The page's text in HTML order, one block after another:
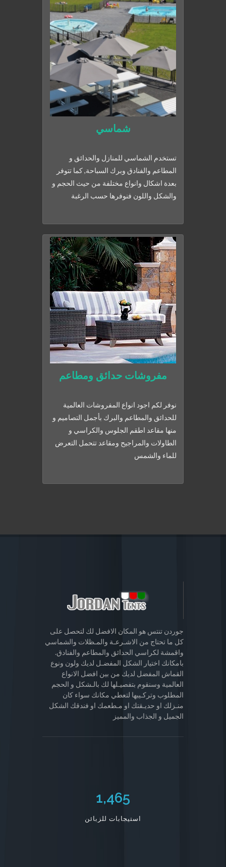
شماسي
تستخدم الشماسي للمنازل والحدائق و
المطاعم والفنادق وبرك السباحة, كما تتوفر
بعدة اشكال وانواع مختلفة من حيث الحجم و
والشكل واللون فنوفرها حسب الرغبة
مفروشات حدائق ومطاعم
نوفر لكم اجود انواع المفروشات العالمية
للحدائق والمطاعم والبرك بأجمل التصاميم و
منها مقاعد اطقم الجلوس والكراسي و
الطاولات والمراجيح ومقاعد تتحمل التعرض
للماء والشمس
جوردن تنتس هو المكان الافضل لك لتحصل على
كل ما تحتاج من الاشـرعـة والمـظلات والشماسي
واقمشة لكراسي الحدائق والمطاعم والفنادق.
بامكانك اختيار الشكل المفضـل لديك ولون ونوع
القماش المفضل لديك من بين افضل الانواع
العالمية وسنقوم بتفصيـلها لك بالـشكل و الحجم
المطلوب وتركـيبها لتعطي مكانك سواء كان
منـزلك او حديـقتك او مـطعمك او فندقك الشكل
الجميل و الجذاب والمميز
1,465
استيجابات للزبائن